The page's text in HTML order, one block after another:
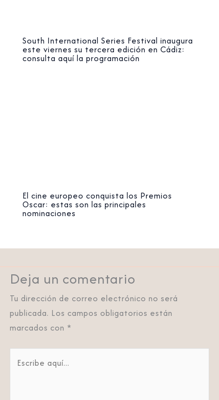
South International Series Festival inaugura
este viernes su tercera edición en Cádiz:
consulta aquí la programación
El cine europeo conquista los Premios
Oscar: estas son las principales
nominaciones
Deja un comentario
Tu dirección de correo electrónico no será
publicada. Los campos obligatorios están
marcados con *
aquí...